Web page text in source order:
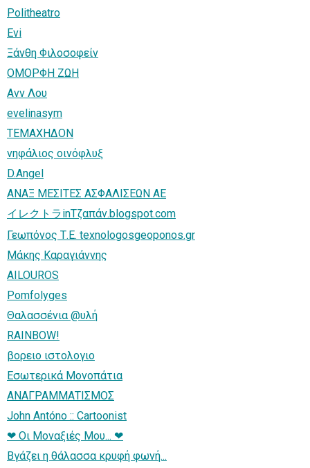
Politheatro
Evi
Ξάνθη Φιλοσοφείν
ΟΜΟΡΦΗ ΖΩΗ
Ανν Λου
evelinasym
ΤΕΜΑΧΗΔΟΝ
νηφάλιος οινόφλυξ
D.Angel
ΑΝΑΞ ΜΕΣΙΤΕΣ ΑΣΦΑΛΙΣΕΩΝ ΑΕ
イレクトラinΤζαπάν.blogspot.com
Γεωπόνος Τ.Ε. texnologosgeoponos.gr
Μάκης Καραγιάννης
AILOUROS
Pomfolyges
Θαλασσένια @υλή
RAINBOW!
βορειο ιστολογιο
Εσωτερικά Μονοπάτια
ΑΝΑΓΡΑΜΜΑΤΙΣΜΟΣ
John Antóno :: Cartoonist
❤ Οι Μοναξιές Μου... ❤
Βγάζει η θάλασσα κρυφή φωνή...